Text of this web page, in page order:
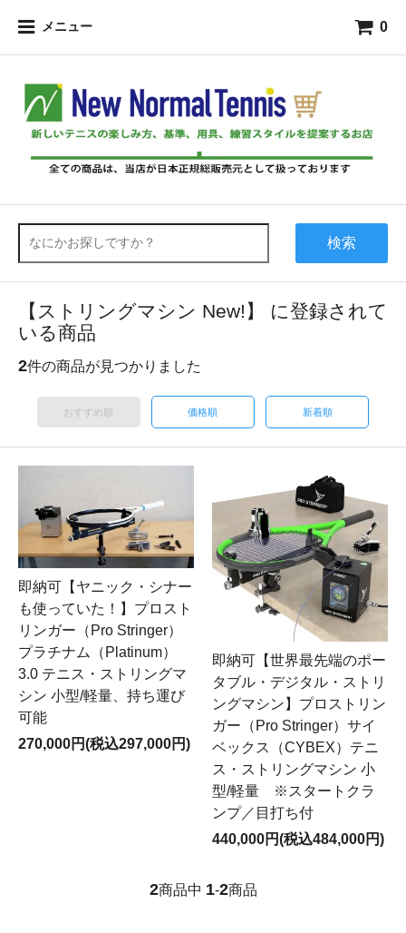
メニュー 0
検索
【ストリングマシン New!】 に登録されて
いる商品
2件の商品が見つかりました
おすすめ順 価格順 新着順
即納可【ヤニック・シナー
も使っていた！】プロスト
リンガー（Pro Stringer）
プラチナム（Platinum）
3.0 テニス・ストリングマ
シン 小型/軽量、持ち運び
可能
270,000円(税込297,000円)
即納可【世界最先端のポー
タブル・デジタル・ストリ
ングマシン】プロストリン
ガー（Pro Stringer）サイ
ベックス（CYBEX）テニ
ス・ストリングマシン 小
型/軽量 ※スタートクラ
ンプ／目打ち付
440,000円(税込484,000円)
2商品中 1-2商品